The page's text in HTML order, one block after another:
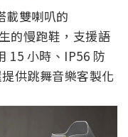
載雙喇叭的
的慢跑鞋，支援語
15 小時、IP56 防
供跳舞音樂客製化